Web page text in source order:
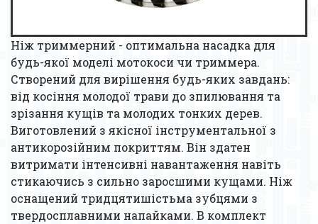
Ніж триммерний - оптимальна насадка для
будь-якої моделі мотокоси чи триммера.
Створений для вирішення будь-яких завдань:
від косіння молодої трави до зпилювання та
зрізання кущів та молодих тонких дерев.
Виготовлений з якісної інструментальної з
антикорозійним покриттям. Він здатен
витримати інтенсивні навантаження навіть
стикаючись з сильно заросшими кущами. Ніж
оснащений тридцятишістьма зубцями з
твердосплавними напайками. В комплект